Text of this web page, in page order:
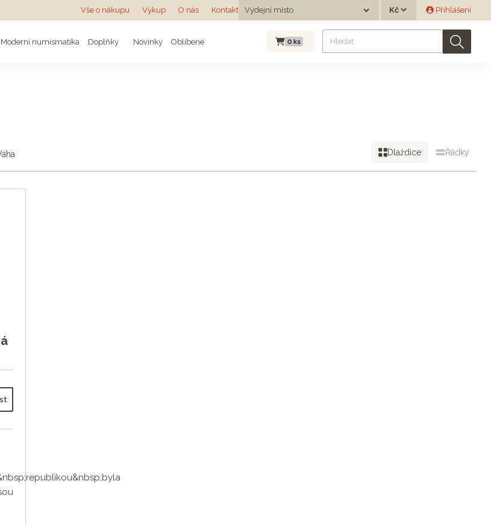
Vše o nákupu Výkup O nás Kontakt Výdejní místo
Výdejní místo
Měna Přihlášení
Moderní numismatika Doplňky Novinky Oblíbené 0 ks
Dlaždice Řádky